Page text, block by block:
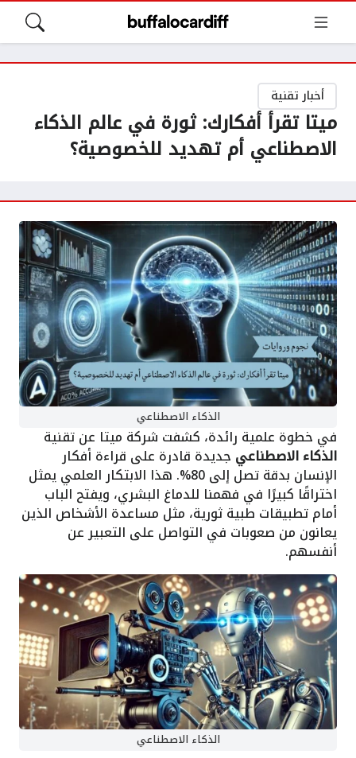
أخبار تقنية
ميتا تقرأ أفكارك: ثورة في عالم الذكاء
الاصطناعي أم تهديد للخصوصية؟
الذكاء الاصطناعي
في خطوة علمية رائدة، كشفت شركة ميتا عن تقنية
الذكاء الاصطناعي جديدة قادرة على قراءة أفكار
الإنسان بدقة تصل إلى 80%. هذا الابتكار العلمي يمثل
اختراقًا كبيرًا في فهمنا للدماغ البشري، ويفتح الباب
أمام تطبيقات طبية ثورية، مثل مساعدة الأشخاص الذين
يعانون من صعوبات في التواصل على التعبير عن
أنفسهم.
الذكاء الاصطناعي